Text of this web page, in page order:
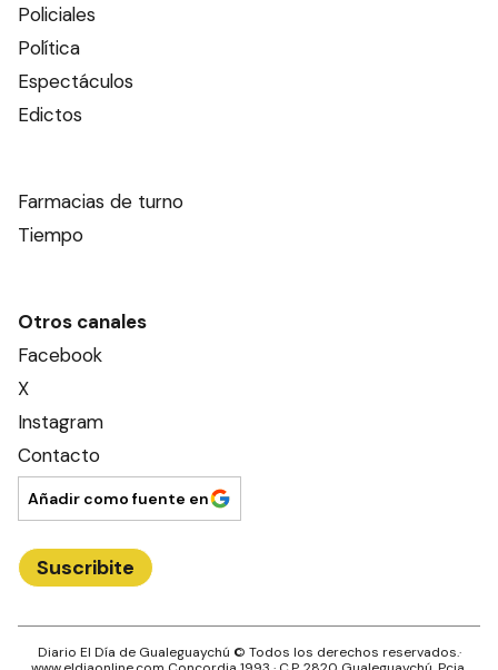
Policiales
Política
Espectáculos
Edictos
Farmacias de turno
Tiempo
Otros canales
Facebook
X
Instagram
Contacto
Añadir como fuente en
Suscribite
Diario El Día de Gualeguaychú © Todos los derechos reservados.·